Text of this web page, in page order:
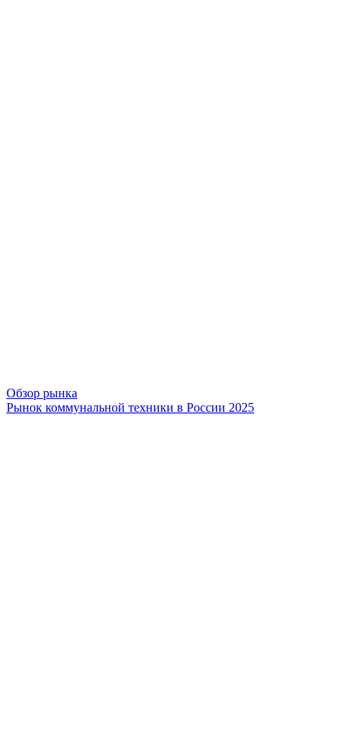
Обзор рынка
Рынок коммунальной техники в России 2025